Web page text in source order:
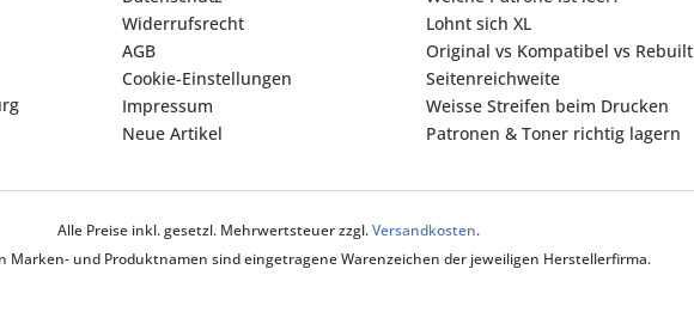
Widerrufsrecht
AGB
Cookie-Einstellungen
Impressum
Neue Artikel
Lohnt sich XL
Original vs Kompatibel vs Rebuilt
Seitenreichweite
Weisse Streifen beim Drucken
Patronen & Toner richtig lagern
Alle Preise inkl. gesetzl. Mehrwertsteuer zzgl.Versandkosten.
Marken- und Produktnamen sind eingetragene Warenzeichen der jeweiligen Herstellerfirma.